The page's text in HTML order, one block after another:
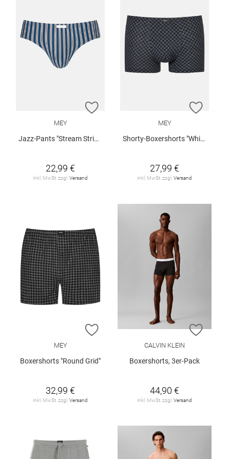
ZUR WUNSCHLISTE HINZUFÜGEN
MEY
Jazz-Pants "Stream Stripes"
22,99 €
inkl. MwSt. zzgl. Versand
ZUR
MEY
Shorty-Boxershorts "White Squares"
27,99 €
inkl. MwSt. zzgl. Versand
ZUR WUNSCHLISTE HINZUFÜGEN
MEY
Boxershorts "Round Grid"
32,99 €
inkl. MwSt. zzgl. Versand
ZUR
CALVIN KLEIN
Boxershorts, 3er-Pack
44,90 €
inkl. MwSt. zzgl. Versand